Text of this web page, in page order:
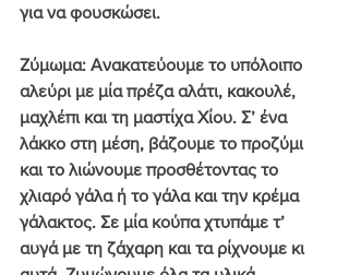
για να φουσκώσει.
Ζύμωμα: Ανακατεύουμε το υπόλοιπο
αλεύρι με μία πρέζα αλάτι, κακουλέ,
μαχλέπι και τη μαστίχα Χίου. Σ’ ένα
λάκκο στη μέση, βάζουμε το προζύμι
και το λιώνουμε προσθέτοντας το
χλιαρό γάλα ή το γάλα και την κρέμα
γάλακτος. Σε μία κούπα χτυπάμε τ’
αυγά με τη ζάχαρη και τα ρίχνουμε κι